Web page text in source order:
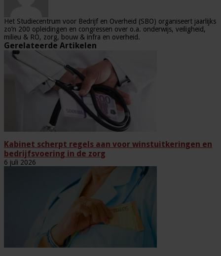
Het Studiecentrum voor Bedrijf en Overheid (SBO) organiseert jaarlijks
zo’n 200 opleidingen en congressen over o.a. onderwijs, veiligheid,
milieu & RO, zorg, bouw & infra en overheid.
Gerelateerde Artikelen
Kabinet scherpt regels aan voor winstuitkeringen en
bedrijfsvoering in de zorg
6 juli 2026